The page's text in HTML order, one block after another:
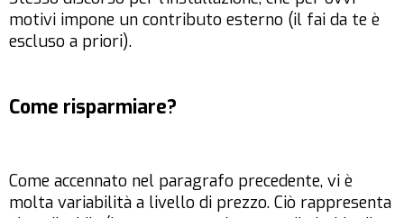
motivi impone un contributo esterno (il fai da te è
escluso a priori).
Come risparmiare?
Come accennato nel paragrafo precedente, vi è
molta variabilità a livello di prezzo. Ciò rappresenta